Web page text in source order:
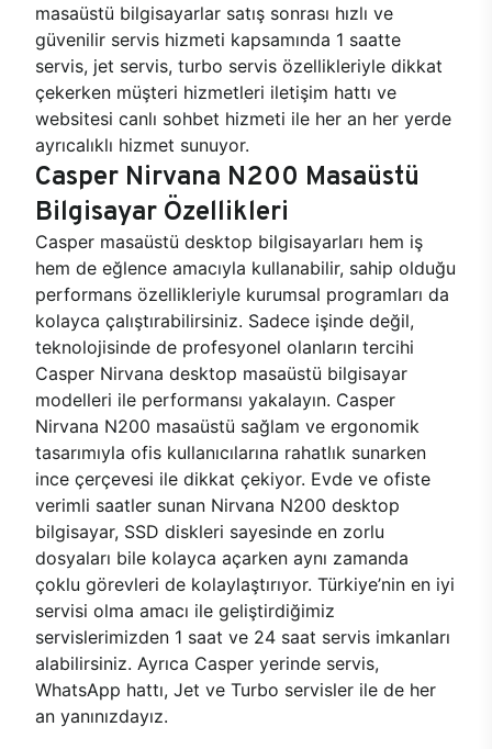
masaüstü bilgisayarlar satış sonrası hızlı ve
güvenilir servis hizmeti kapsamında 1 saatte
servis, jet servis, turbo servis özellikleriyle dikkat
çekerken müşteri hizmetleri iletişim hattı ve
websitesi canlı sohbet hizmeti ile her an her yerde
ayrıcalıklı hizmet sunuyor.
Casper Nirvana N200 Masaüstü
Bilgisayar Özellikleri
Casper masaüstü desktop bilgisayarları hem iş
hem de eğlence amacıyla kullanabilir, sahip olduğu
performans özellikleriyle kurumsal programları da
kolayca çalıştırabilirsiniz. Sadece işinde değil,
teknolojisinde de profesyonel olanların tercihi
Casper Nirvana desktop masaüstü bilgisayar
modelleri ile performansı yakalayın. Casper
Nirvana N200 masaüstü sağlam ve ergonomik
tasarımıyla ofis kullanıcılarına rahatlık sunarken
ince çerçevesi ile dikkat çekiyor. Evde ve ofiste
verimli saatler sunan Nirvana N200 desktop
bilgisayar, SSD diskleri sayesinde en zorlu
dosyaları bile kolayca açarken aynı zamanda
çoklu görevleri de kolaylaştırıyor. Türkiye’nin en iyi
servisi olma amacı ile geliştirdiğimiz
servislerimizden 1 saat ve 24 saat servis imkanları
alabilirsiniz. Ayrıca Casper yerinde servis,
WhatsApp hattı, Jet ve Turbo servisler ile de her
an yanınızdayız.